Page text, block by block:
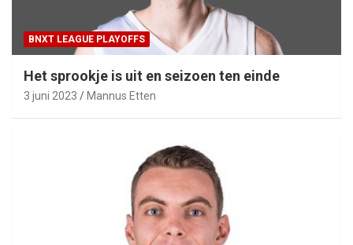
BNXT LEAGUE PLAYOFFS
Het sprookje is uit en seizoen ten einde
3 juni 2023 Mannus Etten